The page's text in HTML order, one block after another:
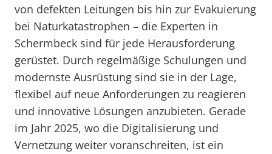
von defekten Leitungen bis hin zur Evakuierung
bei Naturkatastrophen – die Experten in
Schermbeck sind für jede Herausforderung
gerüstet. Durch regelmäßige Schulungen und
modernste Ausrüstung sind sie in der Lage,
flexibel auf neue Anforderungen zu reagieren
und innovative Lösungen anzubieten. Gerade
im Jahr 2025, wo die Digitalisierung und
Vernetzung weiter voranschreiten, ist ein